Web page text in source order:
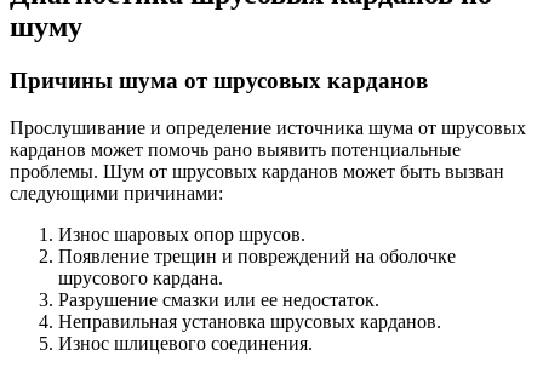
шуму
Причины шума от шрусовых карданов
Прослушивание и определение источника шума от шрусовых
карданов может помочь рано выявить потенциальные
проблемы. Шум от шрусовых карданов может быть вызван
следующими причинами:
Износ шаровых опор шрусов.
Появление трещин и повреждений на оболочке
шрусового кардана.
Разрушение смазки или ее недостаток.
Неправильная установка шрусовых карданов.
Износ шлицевого соединения.